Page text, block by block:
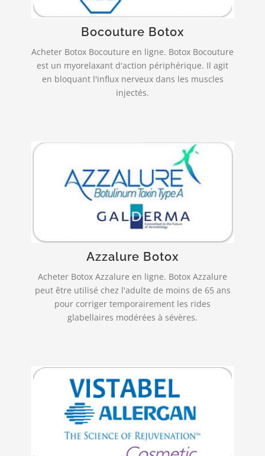
Bocouture Botox
Acheter Botox Bocouture en ligne. Botox Bocouture
est un myorelaxant d'action périphérique. Il agit
en bloquant l'influx nerveux dans les muscles
injectés.
observées lors du froncement des sourcils…
Azzalure Botox
Acheter Botox Azzalure en ligne. Botox Azzalure
peut être utilisé chez l'adulte de moins de 65 ans
pour corriger temporairement les rides
glabellaires modérées à sévères.
Livraison rapide et fiable!
agit au niveau de la jonction entre les
nerfs et les muscles, en empêchant la libération
par les terminaisons nerveuses d’un « messager »
chimique, appelé l’acétylcholine…
PLUS INFO…
Livraison rapide et fiable!
VISTABEL
est indiqué dans la correction
temporaire des rides verticales intersourcilières
observées lors du froncement des sourcils, chez